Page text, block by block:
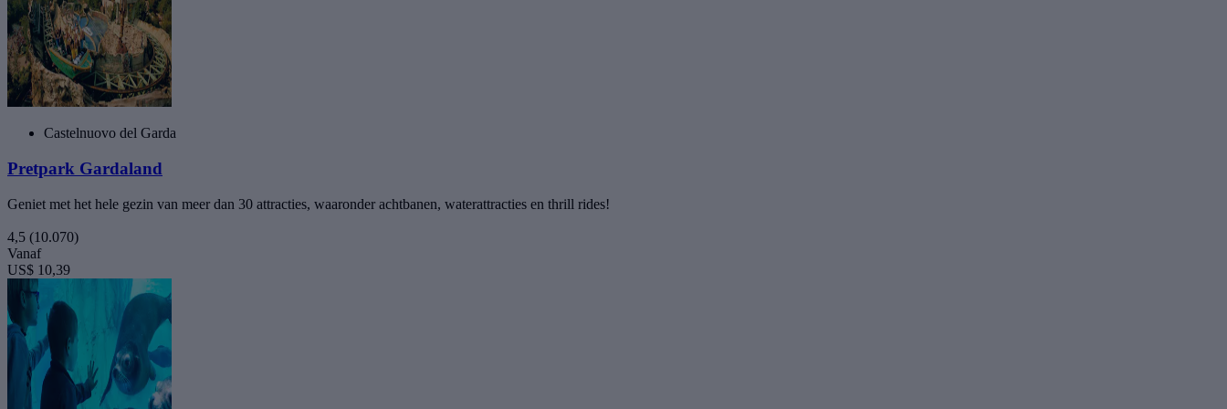
Castelnuovo del Garda
Pretpark Gardaland
Geniet met het hele gezin van meer dan 30 attracties, waaronder achtbanen, waterattracties en thrill rides!
4,5 (10.070)
Vanaf
US$ 10,39